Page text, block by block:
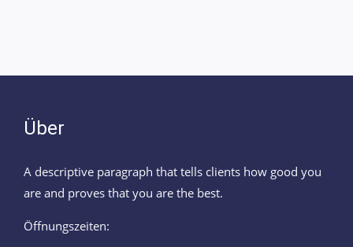
Über
A descriptive paragraph that tells clients how good you
are and proves that you are the best.
Öffnungszeiten: